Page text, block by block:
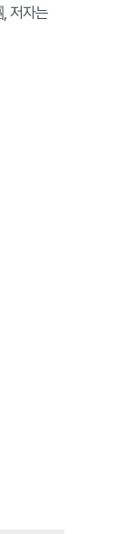
저자는